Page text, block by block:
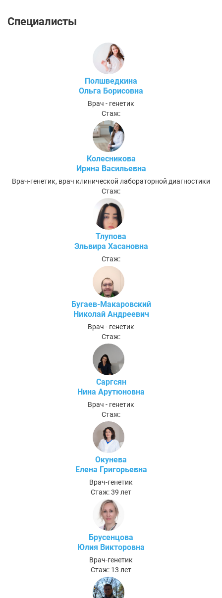
Специалисты
Полшведкина
Ольга Борисовна
Врач - генетик
Стаж:
Колесникова
Ирина Васильевна
Врач-генетик, врач клинической лабораторной диагностики
Стаж:
Тлупова
Эльвира Хасановна
Стаж:
Бугаев-Макаровский
Николай Андреевич
Врач - генетик
Стаж:
Саргсян
Нина Арутюновна
Врач - генетик
Стаж:
Окунева
Елена Григорьевна
Врач-генетик
Стаж: 39 лет
Брусенцова
Юлия Викторовна
Врач-генетик
Стаж: 13 лет